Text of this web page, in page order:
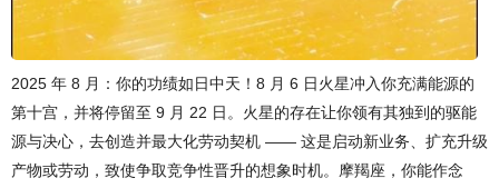
2025 年 8 月：你的功绩如日中天！8 月 6 日火星冲入你充满能源的
第十宫，并将停留至 9 月 22 日。火星的存在让你领有其独到的驱能
源与决心，去创造并最大化劳动契机 —— 这是启动新业务、扩充升级
产物或劳动，致使争取竞争性晋升的想象时机。摩羯座，你能作念